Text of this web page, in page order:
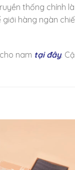
thống chính
hàng ngàn
nam tại đây.